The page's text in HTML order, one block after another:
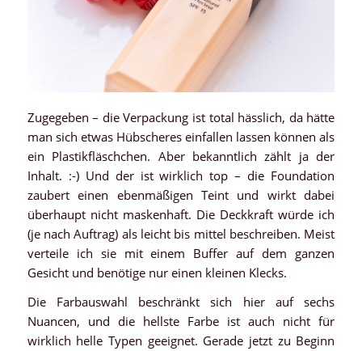
Zugegeben – die Verpackung ist total hässlich, da hätte
man sich etwas Hübscheres einfallen lassen können als
ein Plastikfläschchen. Aber bekanntlich zählt ja der
Inhalt. :-) Und der ist wirklich top – die Foundation
zaubert einen ebenmäßigen Teint und wirkt dabei
überhaupt nicht maskenhaft. Die Deckkraft würde ich
(je nach Auftrag) als leicht bis mittel beschreiben. Meist
verteile ich sie mit einem Buffer auf dem ganzen
Gesicht und benötige nur einen kleinen Klecks.
Die Farbauswahl beschränkt sich hier auf sechs
Nuancen, und die hellste Farbe ist auch nicht für
wirklich helle Typen geeignet. Gerade jetzt zu Beginn